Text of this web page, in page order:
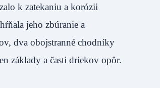
k zatekaniu a korózii
jeho zbúranie a
dva obojstranné chodníky
základy a časti driekov opôr.